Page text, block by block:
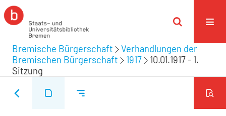
Bremische Bürgerschaft
Verhandlungen der
Bremischen Bürgerschaft
1917
10.01.1917 - 1.
Sitzung